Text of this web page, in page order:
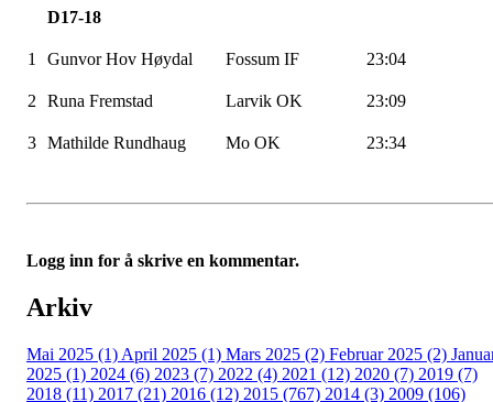
D17-18
1 Gunvor Hov Høydal Fossum IF 23:04
2 Runa Fremstad Larvik OK 23:09
3 Mathilde Rundhaug Mo OK 23:34
Logg inn for å skrive en kommentar.
Arkiv
Mai 2025 (1) April 2025 (1) Mars 2025 (2) Februar 2025 (2)
2025 (1) 2024 (6) 2023 (7) 2022 (4) 2021 (12) 2020 (7) 2019 (7)
2018 (11) 2017 (21) 2016 (12) 2015 (767) 2014 (3) 2009 (106)